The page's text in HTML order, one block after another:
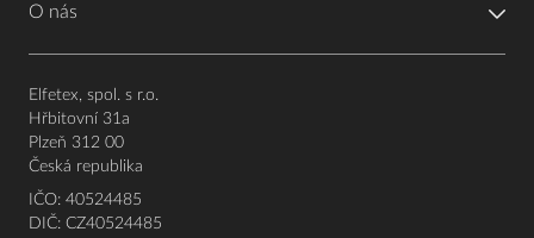
O nás
Elfetex, spol. s r.o.
Hřbitovní 31a
Plzeň 312 00
Česká republika
IČO: 40524485
DIČ: CZ40524485